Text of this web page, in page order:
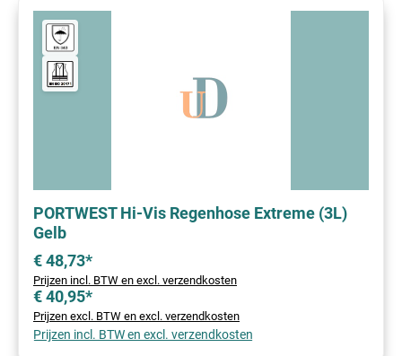
PORTWEST Hi-Vis Regenhose Extreme (3L)
Gelb
€ 48,73*
Prijzen incl. BTW en excl. verzendkosten
€ 40,95*
Prijzen excl. BTW en excl. verzendkosten
Prijzen incl. BTW en excl. verzendkosten